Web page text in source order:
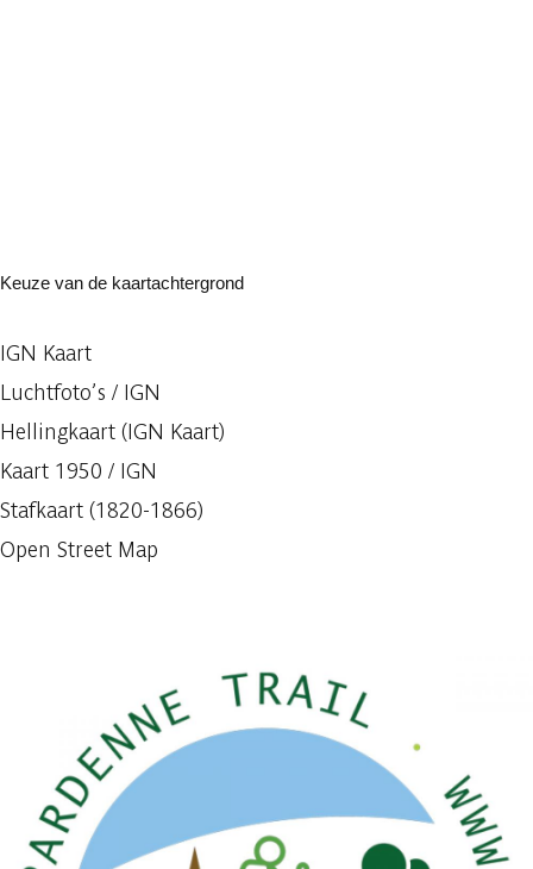
Keuze van de kaartachtergrond
IGN Kaart
Luchtfoto’s / IGN
Hellingkaart (IGN Kaart)
Kaart 1950 / IGN
Stafkaart (1820-1866)
Open Street Map